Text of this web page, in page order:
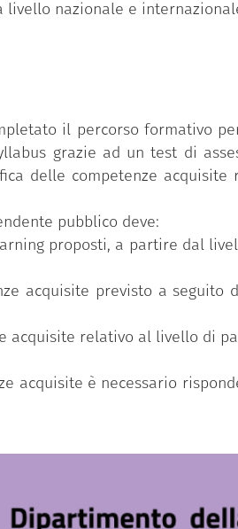
nazionale e
il percorso formativo
grazie ad un test di
delle competenze
pubblico deve:
proposti, a partire dal
acquisite previsto a seguito
acquisite relativo al livello di
acquisite è necessario